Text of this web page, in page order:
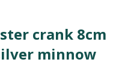
crank 8cm
minnow